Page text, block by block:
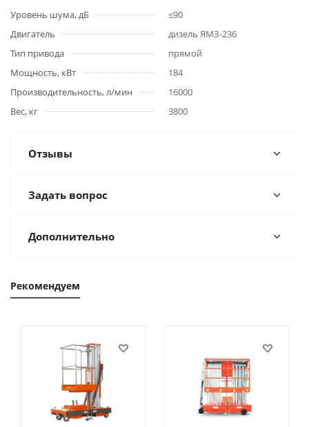
Уровень шума, дБ
≤90
Двигатель
дизель ЯМЗ-236
Тип привода
прямой
Мощность, кВт
184
Производительность, л/мин
16000
Вес, кг
3800
Отзывы
Задать вопрос
Дополнительно
Рекомендуем